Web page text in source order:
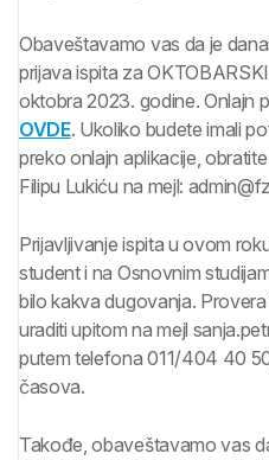
Obaveštavamo vas da je
prijava ispita za
oktobra 2023. godine. Onlajn
OVDE. Ukoliko budete imali
preko onlajn aplikacije,
Filipu Lukiću na mejl:
Prijavljivanje ispita u ovom
student i na Osnovnim
bilo kakva dugovanja.
uraditi upitom na mejl
putem telefona 011/404 40
časova.
Takođe, obaveštavamo vas